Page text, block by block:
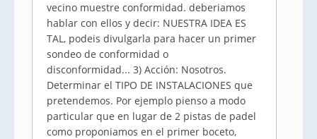
vecino muestre conformidad. deberiamos
hablar con ellos y decir: NUESTRA IDEA ES
TAL, podeis divulgarla para hacer un primer
sondeo de conformidad o
disconformidad... 3) Acción: Nosotros.
Determinar el TIPO DE INSTALACIONES que
pretendemos. Por ejemplo pienso a modo
particular que en lugar de 2 pistas de padel
como proponiamos en el primer boceto,